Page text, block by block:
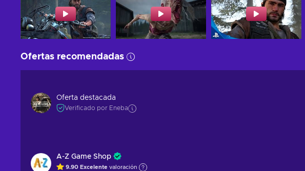
Ofertas recomendadas
Oferta destacada
Verificado por Eneba
A-Z Game Shop
9.90 Excelente valoración